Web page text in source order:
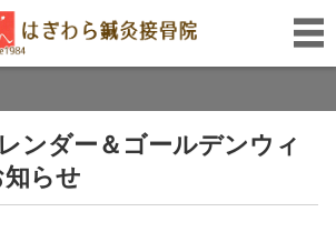
ンダー＆ゴールデンウィ
らせ